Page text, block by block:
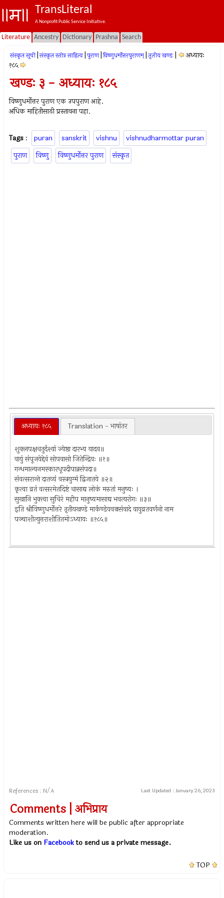
TransLiteral
A Nonprofit Public Service Initiative.
Literature Ancestry Dictionary Prashna Search
संस्कृत सूची संस्कृत स्तोत्र साहित्य पुराण विष्णुधर्मोत्तरपुराणम् तृतीय खण्डः
अध्यायः
१८५
खण्डः ३ - अध्यायः १८५
विष्णुधर्मोत्तर पुराण एक उपपुराण आहे.
अधिक माहितीसाठी प्रस्तावना पहा.
Tags : puran sanskrit vishnu
vishnudharmottar puran
पुराण
विष्णु विष्णुधर्मोत्तर पुराण संस्कृत
अध्यायः १८५ Translation - भाषांतर
शुक्लपक्षचतुर्दश्यां ज्येष्ठा दारभ्य यादव॥
वायुं संपूजयेद्देवं सोपवासो जितेन्द्रियः ॥१॥
गन्धमाल्यनमस्कारधूपदीपान्नसंपदा॥
संवत्सरान्ते दातव्यं वस्त्रयुग्मं द्विजातये ॥२॥
कृत्वा व्रतं वत्सरमेतदिष्टं चासाद्य लोकं मरुतां मनुष्यः ।
सुखानि भुक्त्वा सुचिरं महीप मानुष्यमासाद्य भवत्यरोगः ॥३॥
इति श्रीविष्णुधर्मोत्तरे तृतीयखण्डे मार्कण्डेयवज्रसंवादे वायुव्रतवर्णनो नाम
पञ्चाशीत्युत्तराशीतितमोऽध्यायः ॥१८५॥
References : N/A Last Updated : January 26, 2023
Comments | अभिप्राय
Comments written here will be public after appropriate
moderation.
Like us on Facebookto send us a private message.
TOP